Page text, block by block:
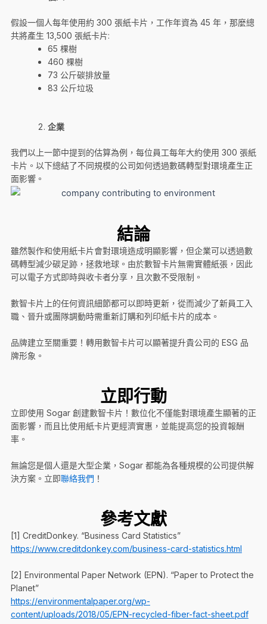
假設一個人每年使用約 300 張紙卡片，工作年資為 45 年，那麼總
共將產生 13,500 張紙卡片:
65 棵樹
460 棵樹
73 公斤碳排放量
83 公斤垃圾
企業
我們以上一節中提到的估算為例，每位員工每年大約使用 300 張紙
卡片。以下總結了不同規模的公司如何透過數碼轉型對環境產生正
面影響。
結論
雖然製作和使用紙卡片會對環境造成明顯影響，但企業可以透過數
碼轉型減少碳足跡，拯救地球。由於數智卡片無需實體紙張，因此
可以電子方式即時與收卡者分享，且次數不受限制。
數智卡片上的任何資訊細節都可以即時更新，從而減少了新員工入
職、晉升或團隊調動時需重新訂購和列印紙卡片的成本。
品牌建立至關重要！轉用數智卡片可以顯著提升貴公司的 ESG 品
牌形象。
立即行動
立即使用 Sogar 創建數智卡片！數位化不僅能對環境產生顯著的正
面影響，而且比使用紙卡片更經濟實惠，並能提高您的投資報酬
率。
無論您是個人還是大型企業，Sogar 都能為各種規模的公司提供解
決方案。立即聯絡我們 ！
參考文獻
[1] CreditDonkey. “Business Card Statistics”
https://www.creditdonkey.com/business-card-statistics.html
[2] Environmental Paper Network (EPN). “Paper to Protect the
Planet”
https://environmentalpaper.org/wp-
content/uploads/2018/05/EPN-recycled-fiber-fact-sheet.pdf